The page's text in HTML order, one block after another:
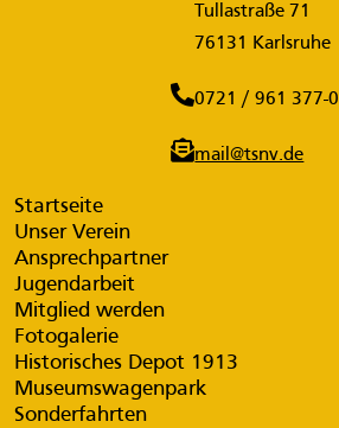
Tullastraße 71
76131 Karlsruhe
0721 / 961 377-0
mail@tsnv.de
Startseite
Unser Verein
Ansprechpartner
Jugendarbeit
Mitglied werden
Fotogalerie
Historisches Depot 1913
Museumswagenpark
Sonderfahrten